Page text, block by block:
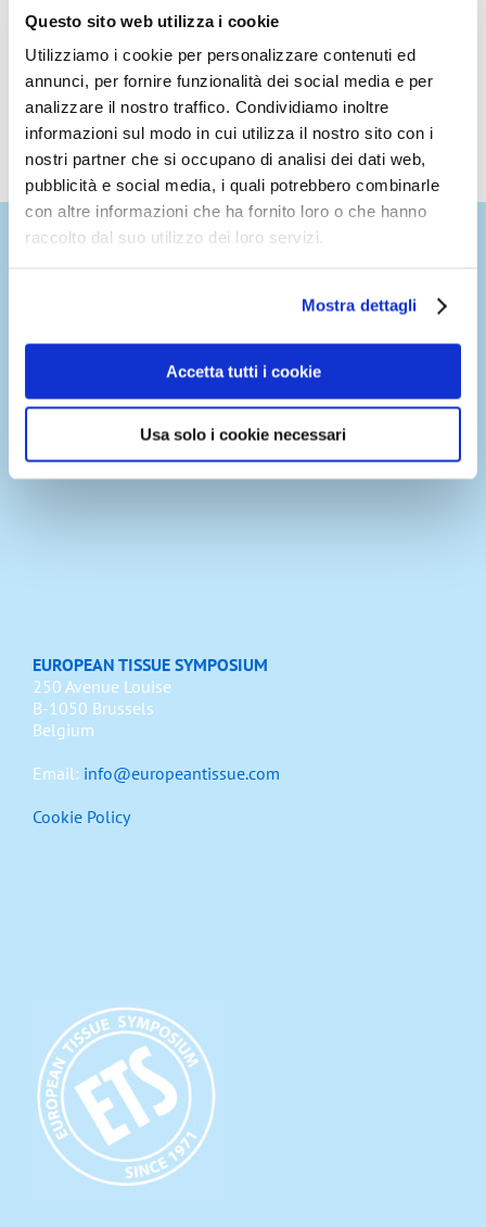
Questo sito web utilizza i cookie
Utilizziamo i cookie per personalizzare contenuti ed
annunci, per fornire funzionalità dei social media e per
analizzare il nostro traffico. Condividiamo inoltre
informazioni sul modo in cui utilizza il nostro sito con i
nostri partner che si occupano di analisi dei dati web,
pubblicità e social media, i quali potrebbero combinarle
con altre informazioni che ha fornito loro o che hanno
raccolto dal suo utilizzo dei loro servizi.
Mostra dettagli
Accetta tutti i cookie
Usa solo i cookie necessari
nicht angeboten wird. Brüssel, Belgien, 19. September
2022 – Eine Studie hat ergeben, dass sich die Menschen
in Europa seit [...]
SOCIAL MEDIA LINKS
EUROPEAN TISSUE SYMPOSIUM
250 Avenue Louise
B-1050 Brussels
Belgium
Email: info@europeantissue.com
Cookie Policy